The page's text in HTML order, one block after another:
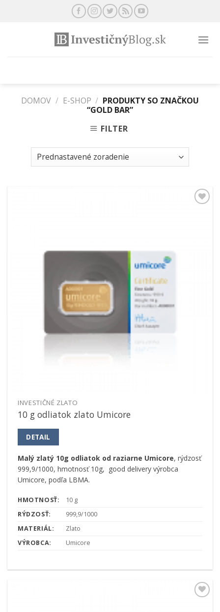
DOMOV / E-SHOP / PRODUKTY SO ZNAČKOU
“GOLD BAR”
FILTER
INVESTIČNÉ ZLATO
10 g odliatok zlato Umicore
DETAIL
Malý zlatý 10g odliatok od raziarne Umicore, rýdzosť
999,9/1000, hmotnosť 10g, good delivery výrobca
Umicore, podľa LBMA.
HMOTNOSŤ:
10 g
RÝDZOSŤ:
999,9/1000
MATERIÁL:
Zlato
VÝROBCA:
Umicore